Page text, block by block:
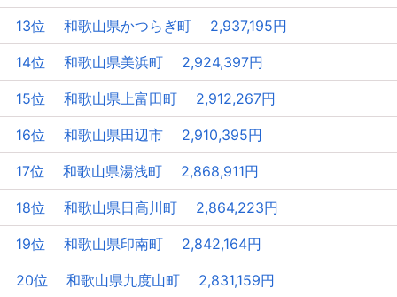
13位 和歌山県かつらぎ町 2,937,195円
14位 和歌山県美浜町 2,924,397円
15位 和歌山県上富田町 2,912,267円
16位 和歌山県田辺市 2,910,395円
17位 和歌山県湯浅町 2,868,911円
18位 和歌山県日高川町 2,864,223円
19位 和歌山県印南町 2,842,164円
20位 和歌山県九度山町 2,831,159円